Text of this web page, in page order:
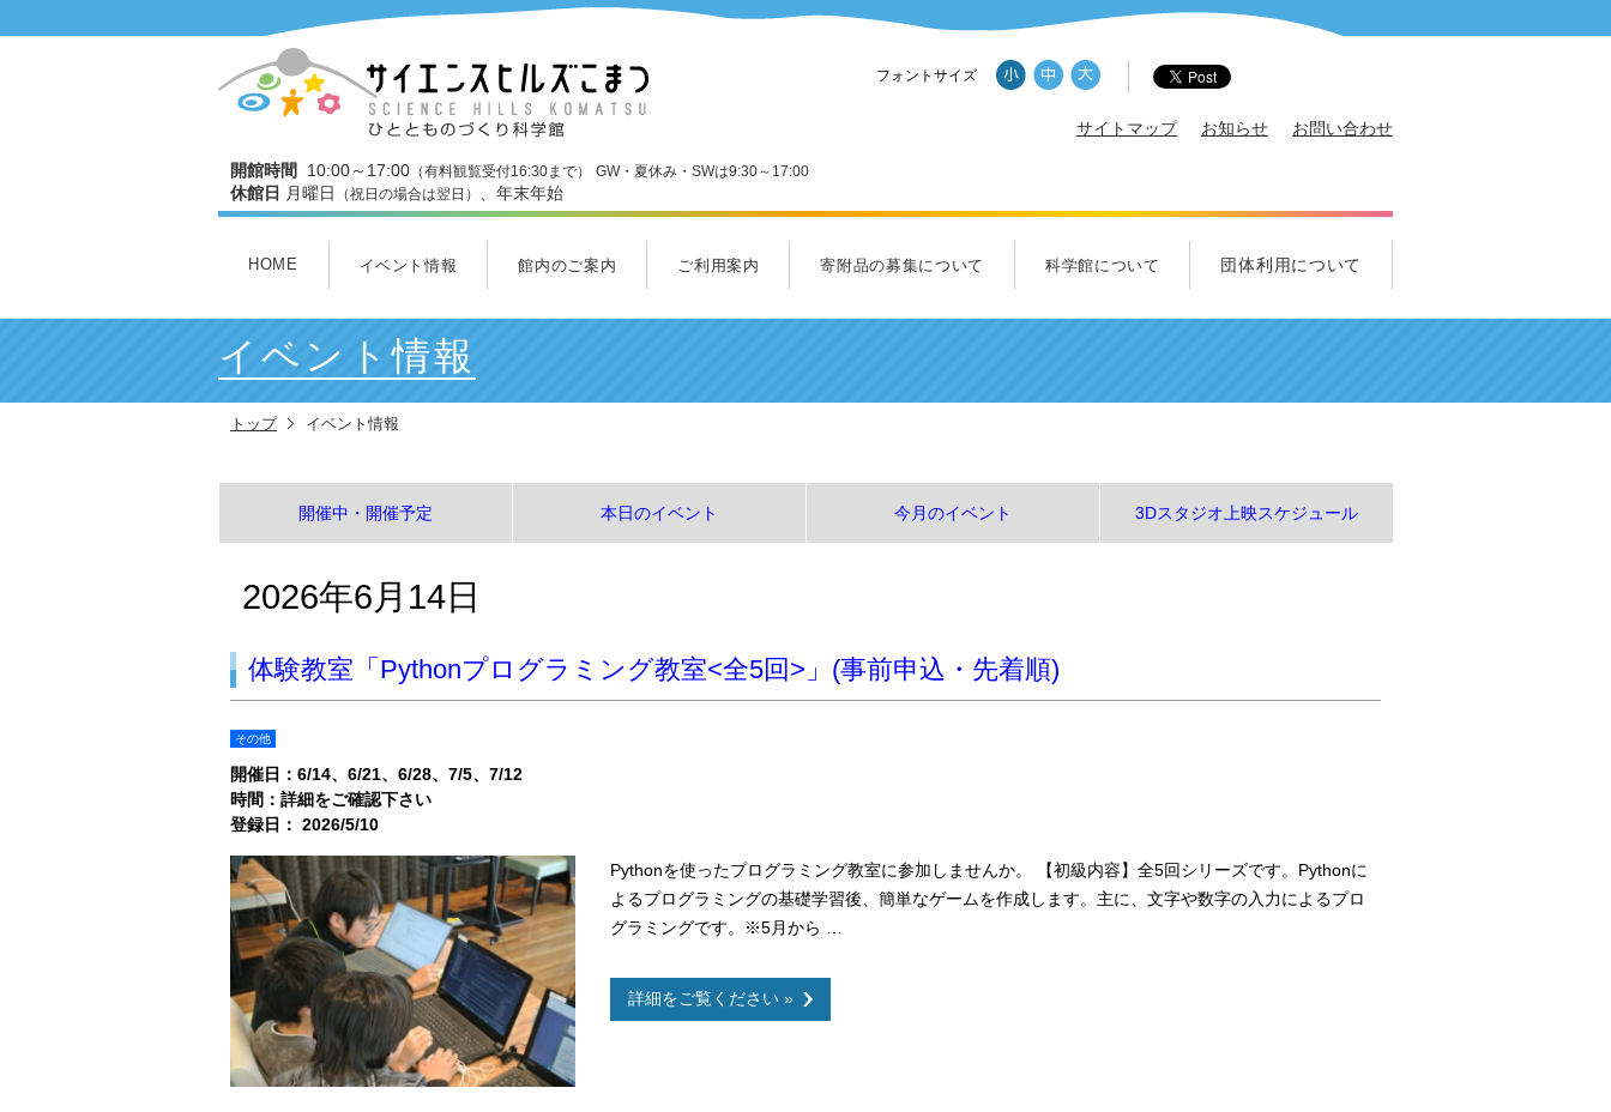
フォントサイズ
サイトマップ お知らせ お問い合わせ
開館時間 10:00～17:00 （有料観覧受付16:30まで） GW・夏休み・SWは9:30～17:00
休館日 月曜日 （祝日の場合は翌日） 、年末年始
HOME イベント情報 館内のご案内 ご利用案内 寄附品の募集について 科学館について 団体利用について
イベント情報
トップ イベント情報
開催中・開催予定 本日のイベント 今月のイベント 3Dスタジオ上映スケジュール
2026年6月14日
体験教室「Pythonプログラミング教室<全5回>」(事前申込・先着順)
その他
開催日： 6/14 6/21 6/28 7/5
7/12
時間：詳細をご確認下さい
登録日： 2026/5/10
Pythonを使ったプログラミング教室に参加しませんか。 【初級内容】全5回シリーズです。Pythonに
よるプログラミングの基礎学習後、簡単なゲームを作成します。主に、文字や数字の入力によるプロ
グラミングです。※5月から …
詳細をご覧ください »